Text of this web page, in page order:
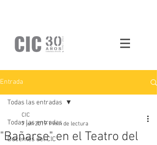
Entrada
Todas las entradas
Docentes del CIC
Todas las entradas
"Bañarse" en el Teatro del
CIC
7 jun 2019 1 min de lectura